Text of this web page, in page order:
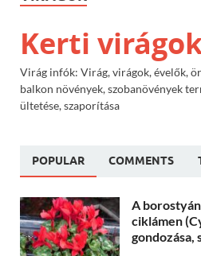
Kerti
Virág infók: Virág, virágok, évelők,
balkon növények, szobanövények
ültetése, szaporítása
POPULAR COMMENTS
A
ciklámen
gondozása,